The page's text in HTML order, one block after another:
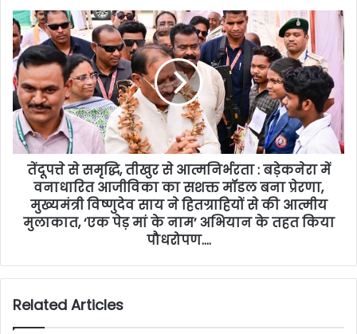
तेंदूपत्ते से समृद्धि, तीखुर से आत्मनिर्भरता : बड़ेकनेरा में
वनाधारित आजीविका का सशक्त मॉडल बना प्रेरणा,
मुख्यमंत्री विष्णुदेव साय ने हितग्राहियों से की आत्मीय
मुलाकात, ‘एक पेड़ मां के नाम’ अभियान के तहत किया
पौधरोपण….
Related Articles